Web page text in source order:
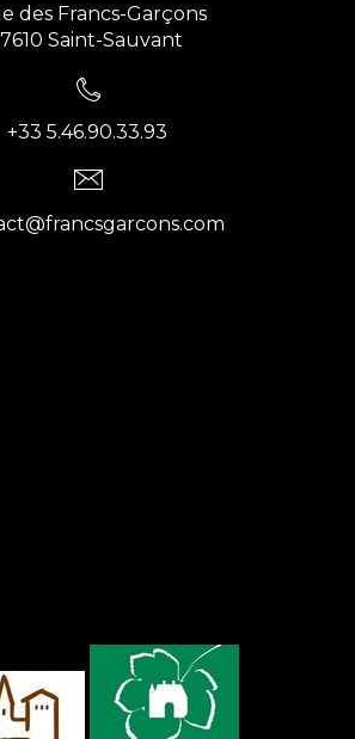
des Francs-Garçons
Saint-Sauvant
+33 5.46.90.33.93